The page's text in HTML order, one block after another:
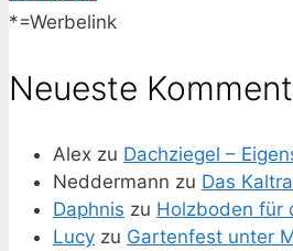
*=Werbelink
Neueste
Alex zu Dachziegel –
Neddermann zu Das
Daphnis zu Holzboden für
Lucy zu Gartenfest unter